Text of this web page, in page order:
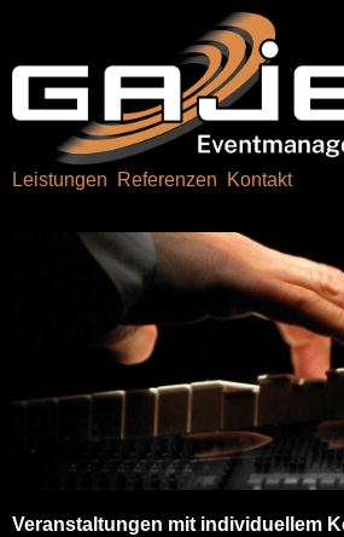
Leistungen Referenzen Kontakt
Veranstaltungen mit individuellem